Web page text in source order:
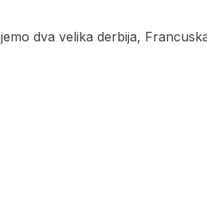
dva velika derbija,